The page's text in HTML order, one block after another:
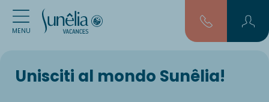
MENU
Unisciti al mondo Sunêlia!